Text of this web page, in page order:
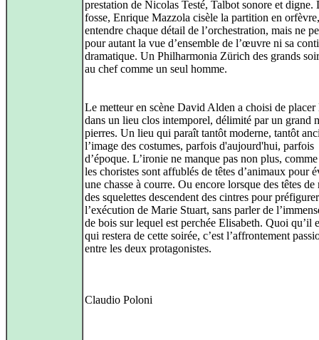
prestation de Nicolas Testé, Talbot sonore et digne.
fosse, Enrique Mazzola cisèle la partition en
entendre chaque détail de l’orchestration, mais ne
pour autant la vue d’ensemble de l’œuvre ni sa
dramatique. Un Philharmonia Zürich des grands
au chef comme un seul homme.
Le metteur en scène David Alden a choisi de placer
dans un lieu clos intemporel, délimité par un grand
pierres. Un lieu qui paraît tantôt moderne, tantôt
l’image des costumes, parfois d'aujourd'hui, parfois
d’époque. L’ironie ne manque pas non plus,
les choristes sont affublés de têtes d’animaux pour
une chasse à courre. Ou encore lorsque des têtes
des squelettes descendent des cintres pour préfigurer
l’exécution de Marie Stuart, sans parler de
de bois sur lequel est perchée Elisabeth. Quoi qu’il
qui restera de cette soirée, c’est l’affrontement
entre les deux protagonistes.
Claudio Poloni